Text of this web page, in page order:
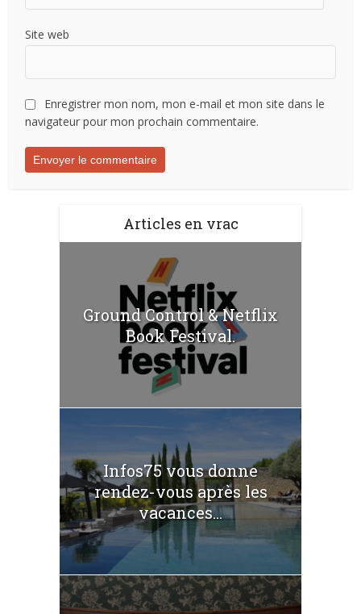
Site web
Enregistrer mon nom, mon e-mail et mon site dans le
navigateur pour mon prochain commentaire.
Articles en vrac
Ground Control & Netflix
Book Festival.
Infos75 vous donne
rendez-vous après les
vacances...